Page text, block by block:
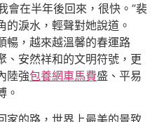
會在半年後回來，很快。”裴
的淚水，輕聲對她說道。
暢，越來越溫馨的春運路
、安然祥和的文明符號，更
陸強包養網車馬費盛、平易
。
家的路，世界上最美的景致